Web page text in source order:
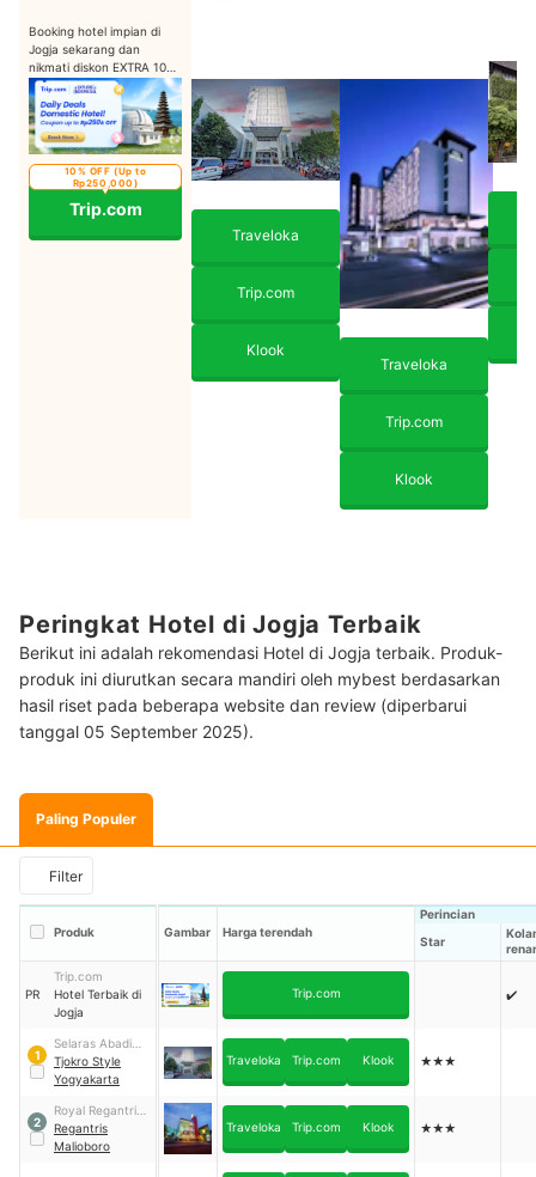
Booking hotel impian di
Jogja sekarang dan
nikmati diskon EXTRA 10%
OFF hingga Rp250K!
Trip.com
10% OFF (Up to
Rp250,000)
Traveloka
Trip.com
Klook
Traveloka
Trip.com
Klook
Peringkat Hotel di Jogja Terbaik
Berikut ini adalah rekomendasi Hotel di Jogja terbaik. Produk-
produk ini diurutkan secara mandiri oleh mybest berdasarkan
hasil riset pada beberapa website dan review (diperbarui
tanggal 05 September 2025).
Paling Populer
Filter
Produk Gambar Harga terendah
Perincian
Star
PR
Trip.com
Hotel Terbaik di
Jogja
Trip.com ✔️
1
Selaras Abadi
Sentosa
Tjokro Style
Yogyakarta
Traveloka Trip.com Klook ★★★
2
Royal Regantris
Hospitality
Regantris
Malioboro
Traveloka Trip.com Klook ★★★